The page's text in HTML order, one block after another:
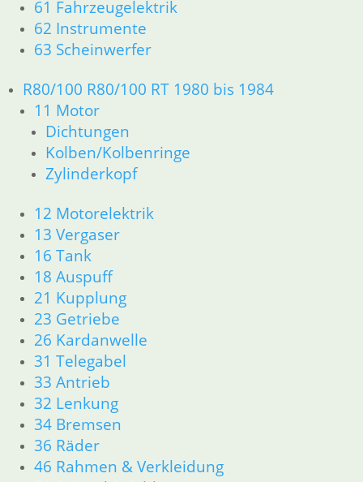
61 Fahrzeugelektrik
62 Instrumente
63 Scheinwerfer
R80/100 R80/100 RT 1980 bis 1984
11 Motor
Dichtungen
Kolben/Kolbenringe
Zylinderkopf
12 Motorelektrik
13 Vergaser
16 Tank
18 Auspuff
21 Kupplung
23 Getriebe
26 Kardanwelle
31 Telegabel
33 Antrieb
32 Lenkung
34 Bremsen
36 Räder
46 Rahmen & Verkleidung